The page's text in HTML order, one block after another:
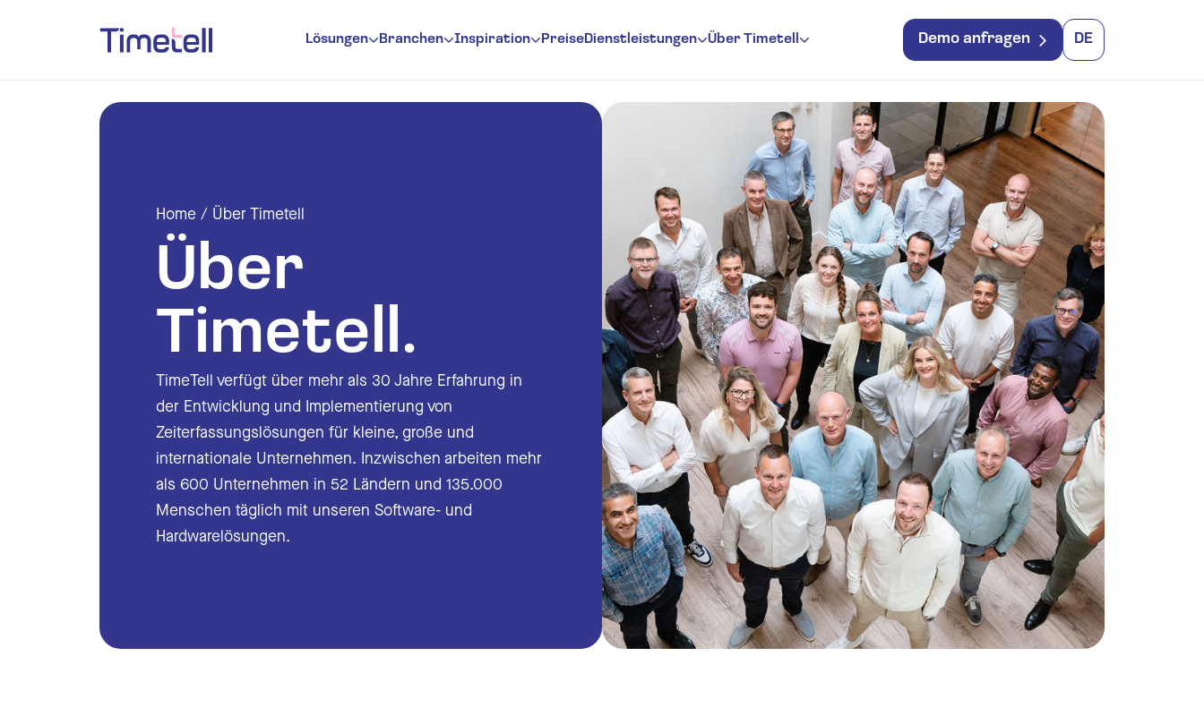
Lösungen
Urlaubs und Krankheitsverwaltung
Automatische Berechnungen
Schnittstellen
Branchen Inspiration PreiseDienstleistungen Über Timetell Demo anfragen DE
Home / Über Timetell
Über
Timetell.
TimeTell verfügt über mehr als 30 Jahre Erfahrung in
der Entwicklung und Implementierung von
Zeiterfassungslösungen für kleine, große und
internationale Unternehmen. Inzwischen arbeiten mehr
als 600 Unternehmen in 52 Ländern und 135.000
Menschen täglich mit unseren Software- und
Hardwarelösungen.